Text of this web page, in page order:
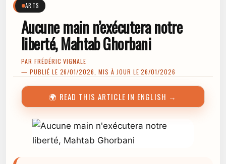
ARTS
Aucune main n’exécutera notre
liberté, Mahtab Ghorbani
PAR FRÉDÉRIC VIGNALE
— PUBLIÉ LE 26/01/2026, MIS À JOUR LE 26/01/2026
🌍 READ THIS ARTICLE IN ENGLISH →